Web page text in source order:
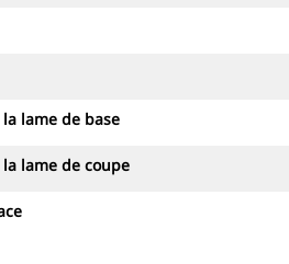
lame de base
lame de coupe